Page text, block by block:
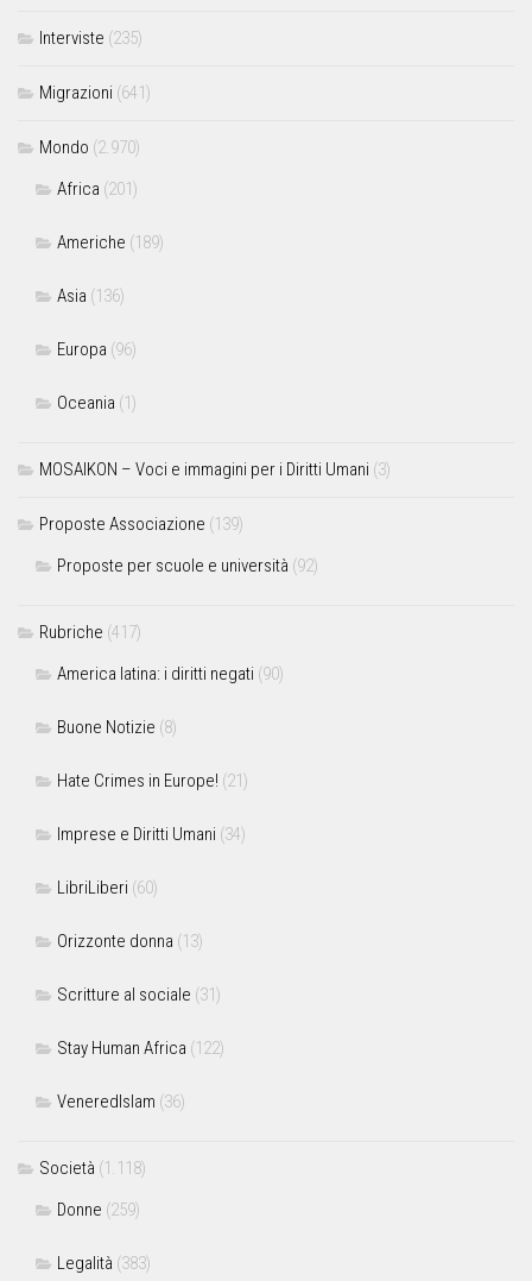
Interviste (235)
Migrazioni (641)
Mondo (2.970)
Africa (201)
Americhe (189)
Asia (136)
Europa (96)
Oceania (1)
MOSAIKON – Voci e immagini per i Diritti Umani (3)
Proposte Associazione (139)
Proposte per scuole e università (92)
Rubriche (417)
America latina: i diritti negati (90)
Buone Notizie (8)
Hate Crimes in Europe! (21)
Imprese e Diritti Umani (34)
LibriLiberi (60)
Orizzonte donna (13)
Scritture al sociale (31)
Stay Human Africa (122)
VeneredIslam (36)
Società (1.118)
Donne (259)
Legalità (383)